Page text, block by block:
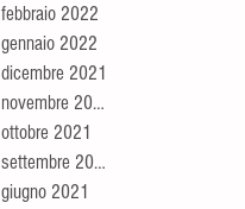
febbraio 2022
gennaio 2022
dicembre 2021
novembre 2021
ottobre 2021
settembre 2021
giugno 2021